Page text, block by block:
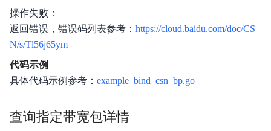
操作失败：
返回错误，错误码列表参考： https://cloud.baidu.com/doc/CS
N/s/Tl56j65ym
代码示例
具体代码示例参考： example_bind_csn_bp.go
查询指定带宽包详情